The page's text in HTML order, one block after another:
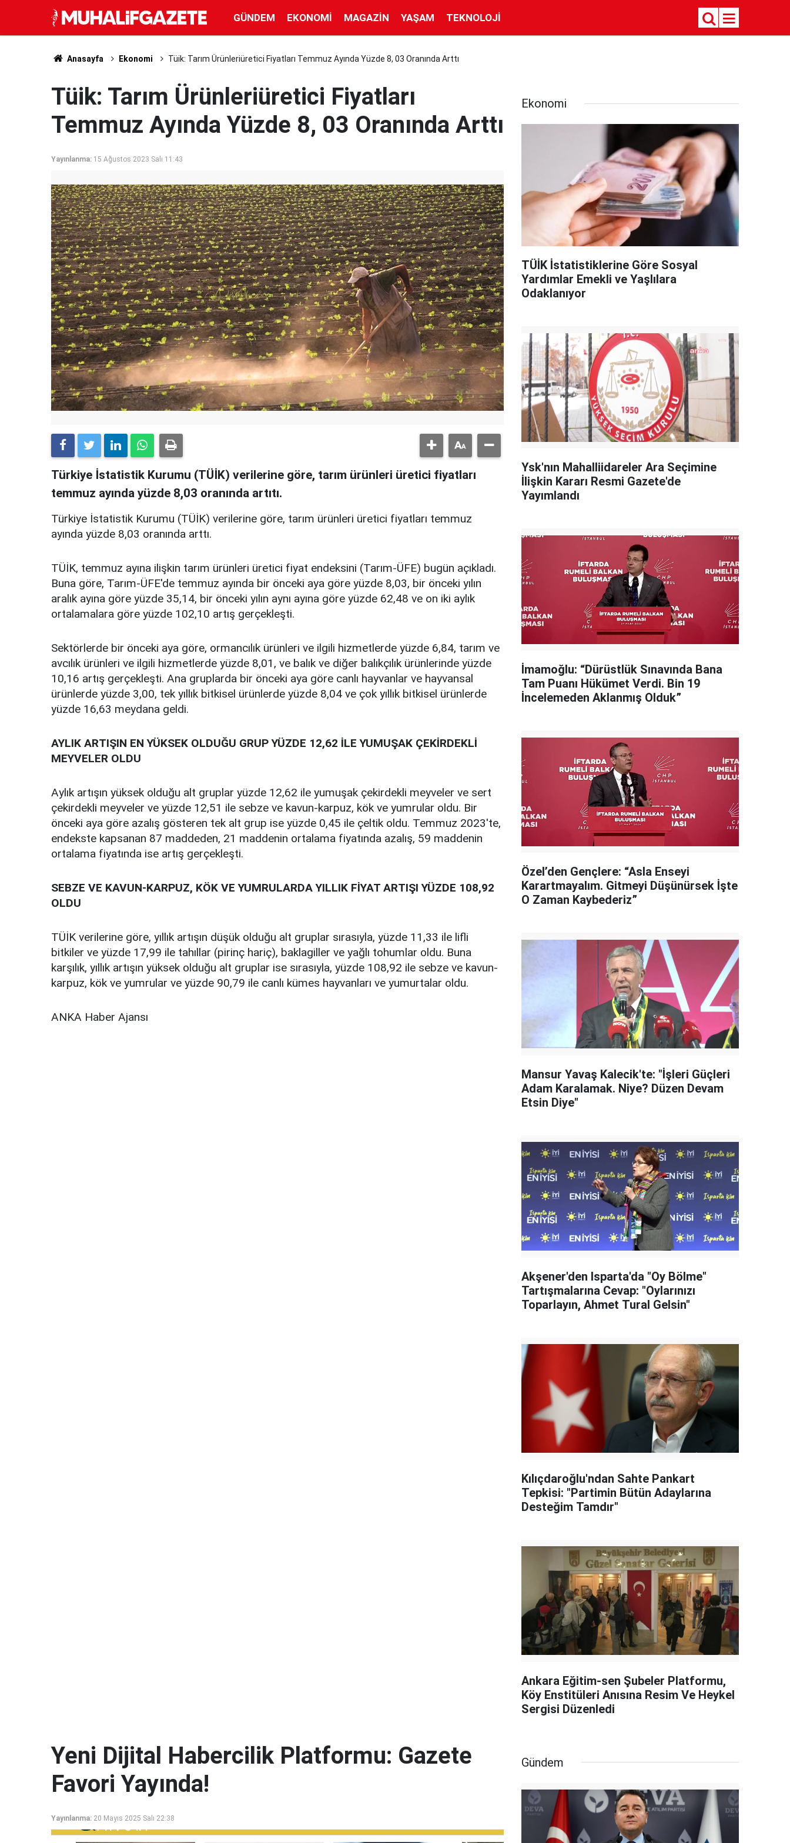
GÜNDEM EKONOMI MAGAZIN YAŞAM TEKNOLOJI
Anasayfa Ekonomi Tüik: Tarım Ürünleriüretici Fiyatları Temmuz Ayında Yüzde 8, 03 Oranında Arttı
Tüik: Tarım Ürünleriüretici Fiyatları
Temmuz Ayında Yüzde 8, 03 Oranında Arttı
Yayınlanma: 15 Ağustos 2023 Salı 11:43
Türkiye İstatistik Kurumu (TÜİK) verilerine göre, tarım ürünleri üretici fiyatları
temmuz ayında yüzde 8,03 oranında artıtı.
Türkiye İstatistik Kurumu (TÜİK) verilerine göre, tarım ürünleri üretici fiyatları temmuz
ayında yüzde 8,03 oranında arttı.
TÜİK, temmuz ayına ilişkin tarım ürünleri üretici fiyat endeksini (Tarım-ÜFE) bugün açıkladı.
Buna göre, Tarım-ÜFE'de temmuz ayında bir önceki aya göre yüzde 8,03, bir önceki yılın
aralık ayına göre yüzde 35,14, bir önceki yılın aynı ayına göre yüzde 62,48 ve on iki aylık
ortalamalara göre yüzde 102,10 artış gerçekleşti.
Sektörlerde bir önceki aya göre, ormancılık ürünleri ve ilgili hizmetlerde yüzde 6,84, tarım ve
avcılık ürünleri ve ilgili hizmetlerde yüzde 8,01, ve balık ve diğer balıkçılık ürünlerinde yüzde
10,16 artış gerçekleşti. Ana gruplarda bir önceki aya göre canlı hayvanlar ve hayvansal
ürünlerde yüzde 3,00, tek yıllık bitkisel ürünlerde yüzde 8,04 ve çok yıllık bitkisel ürünlerde
yüzde 16,63 meydana geldi.
AYLIK ARTIŞIN EN YÜKSEK OLDUĞU GRUP YÜZDE 12,62 İLE YUMUŞAK ÇEKİRDEKLİ
MEYVELER OLDU
Aylık artışın yüksek olduğu alt gruplar yüzde 12,62 ile yumuşak çekirdekli meyveler ve sert
çekirdekli meyveler ve yüzde 12,51 ile sebze ve kavun-karpuz, kök ve yumrular oldu. Bir
önceki aya göre azalış gösteren tek alt grup ise yüzde 0,45 ile çeltik oldu. Temmuz 2023'te,
endekste kapsanan 87 maddeden, 21 maddenin ortalama fiyatında azalış, 59 maddenin
ortalama fiyatında ise artış gerçekleşti.
SEBZE VE KAVUN-KARPUZ, KÖK VE YUMRULARDA YILLIK FİYAT ARTIŞI YÜZDE 108,92
OLDU
TÜİK verilerine göre, yıllık artışın düşük olduğu alt gruplar sırasıyla, yüzde 11,33 ile lifli
bitkiler ve yüzde 17,99 ile tahıllar (pirinç hariç), baklagiller ve yağlı tohumlar oldu. Buna
karşılık, yıllık artışın yüksek olduğu alt gruplar ise sırasıyla, yüzde 108,92 ile sebze ve kavun-
karpuz, kök ve yumrular ve yüzde 90,79 ile canlı kümes hayvanları ve yumurtalar oldu.
ANKA Haber Ajansı
Ekonomi
TÜİK İstatistiklerine Göre Sosyal
Yardımlar Emekli ve Yaşlılara
Odaklanıyor
Ysk'nın Mahalliidareler Ara Seçimine
İlişkin Kararı Resmi Gazete'de
Yayımlandı
İmamoğlu: “Dürüstlük Sınavında Bana
Tam Puanı Hükümet Verdi. Bin 19
İncelemeden Aklanmış Olduk”
Özel’den Gençlere: “Asla Enseyi
Karartmayalım. Gitmeyi Düşünürsek İşte
O Zaman Kaybederiz”
Mansur Yavaş Kalecik'te: "İşleri Güçleri
Adam Karalamak. Niye? Düzen Devam
Etsin Diye"
Akşener'den Isparta'da "Oy Bölme"
Tartışmalarına Cevap: "Oylarınızı
Toparlayın, Ahmet Tural Gelsin"
Kılıçdaroğlu'ndan Sahte Pankart
Tepkisi: "Partimin Bütün Adaylarına
Desteğim Tamdır"
Ankara Eğitim-sen Şubeler Platformu,
Köy Enstitüleri Anısına Resim Ve Heykel
Sergisi Düzenledi
Yeni Dijital Habercilik Platformu: Gazete
Favori Yayında!
Yayınlanma: 20 Mayıs 2025 Salı 22:38
Gündem